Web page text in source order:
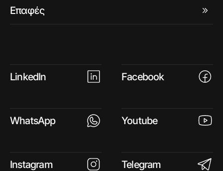
Επαφές
LinkedIn Facebook
WhatsApp Youtube
Instagram Telegram